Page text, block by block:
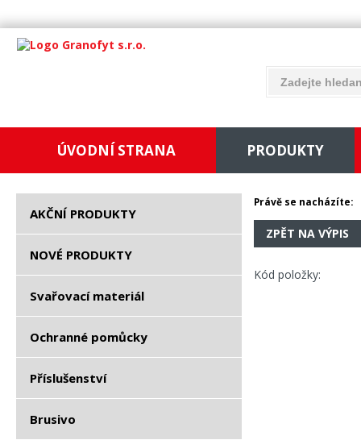
ÚVODNÍ STRANA PRODUKTY
AKČNÍ PRODUKTY
NOVÉ PRODUKTY
Svařovací materiál
Ochranné pomůcky
Příslušenství
Brusivo
Právě se nacházíte:
ZPĚT NA VÝPIS
Kód položky: